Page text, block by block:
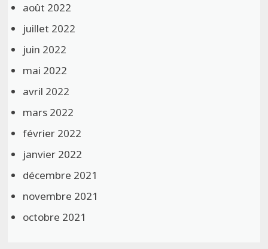
août 2022
juillet 2022
juin 2022
mai 2022
avril 2022
mars 2022
février 2022
janvier 2022
décembre 2021
novembre 2021
octobre 2021